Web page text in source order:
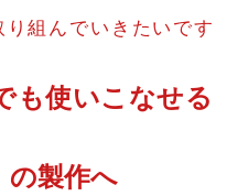
組んでいきたいです
も使いこなせる
の製作へ